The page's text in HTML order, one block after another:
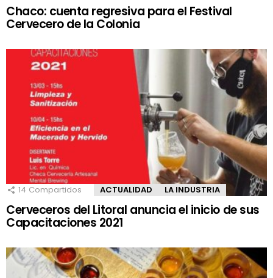
Chaco: cuenta regresiva para el Festival
Cervecero de la Colonia
14 Compartidos ACTUALIDAD LA INDUSTRIA
Cerveceros del Litoral anuncia el inicio de sus
Capacitaciones 2021